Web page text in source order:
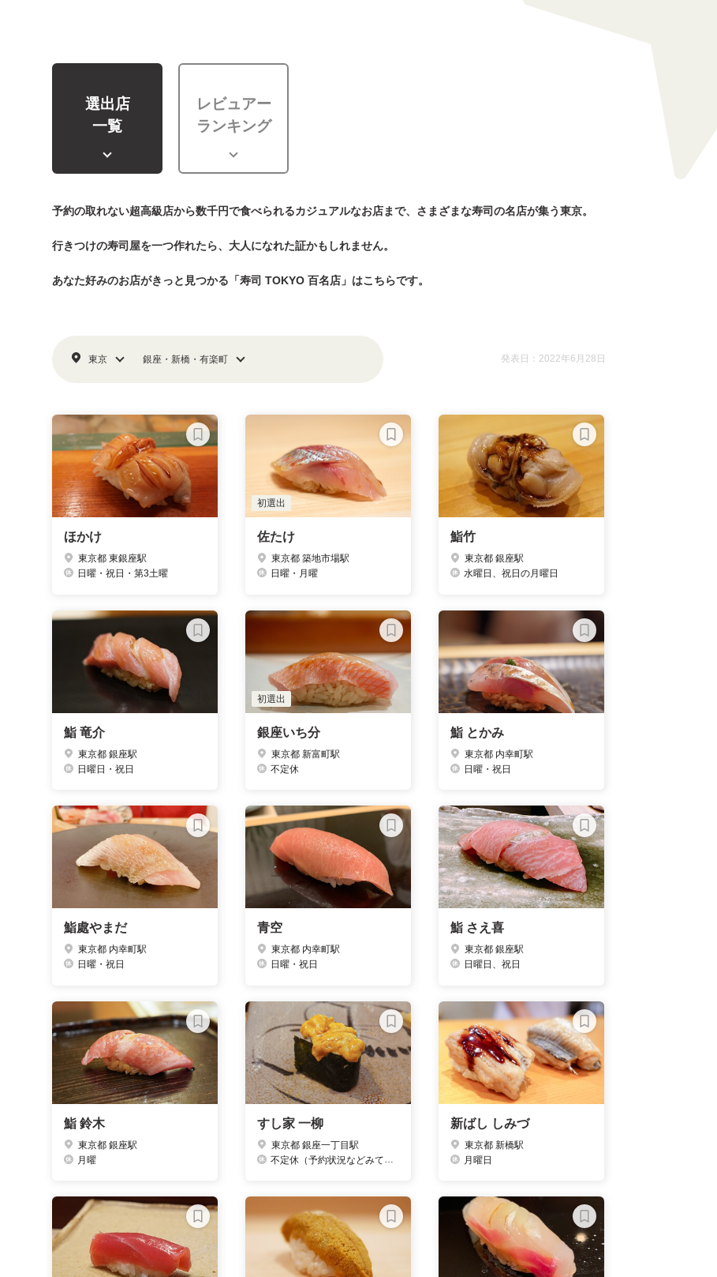
選出店
一覧
レビュアー
ランキング
予約の取れない超高級店から数千円で食べられるカジュアルなお店まで、さまざまな寿司の名店が集う東京。
行きつけの寿司屋を一つ作れたら、大人になれた証かもしれません。
あなた好みのお店がきっと見つかる「寿司 TOKYO 百名店」はこちらです。
東京 銀座・新橋・有楽町 発表日：2022年6月28日
ほかけ
東京都 東銀座駅
日曜・祝日・第3土曜
初選出
佐たけ
東京都 築地市場駅
日曜・月曜
鮨竹
東京都 銀座駅
水曜日、祝日の月曜日
鮨 竜介
東京都 銀座駅
日曜日・祝日
初選出
銀座いち分
東京都 新富町駅
不定休
鮨 とかみ
東京都 内幸町駅
日曜・祝日
鮨處やまだ
東京都 内幸町駅
日曜・祝日
青空
東京都 内幸町駅
日曜・祝日
鮨 さえ喜
東京都 銀座駅
日曜日、祝日
鮨 鈴木
東京都 銀座駅
月曜
すし家 一柳
東京都 銀座一丁目駅
不定休（予約状況などみて判断されるそうです）
新ばし しみづ
東京都 新橋駅
月曜日